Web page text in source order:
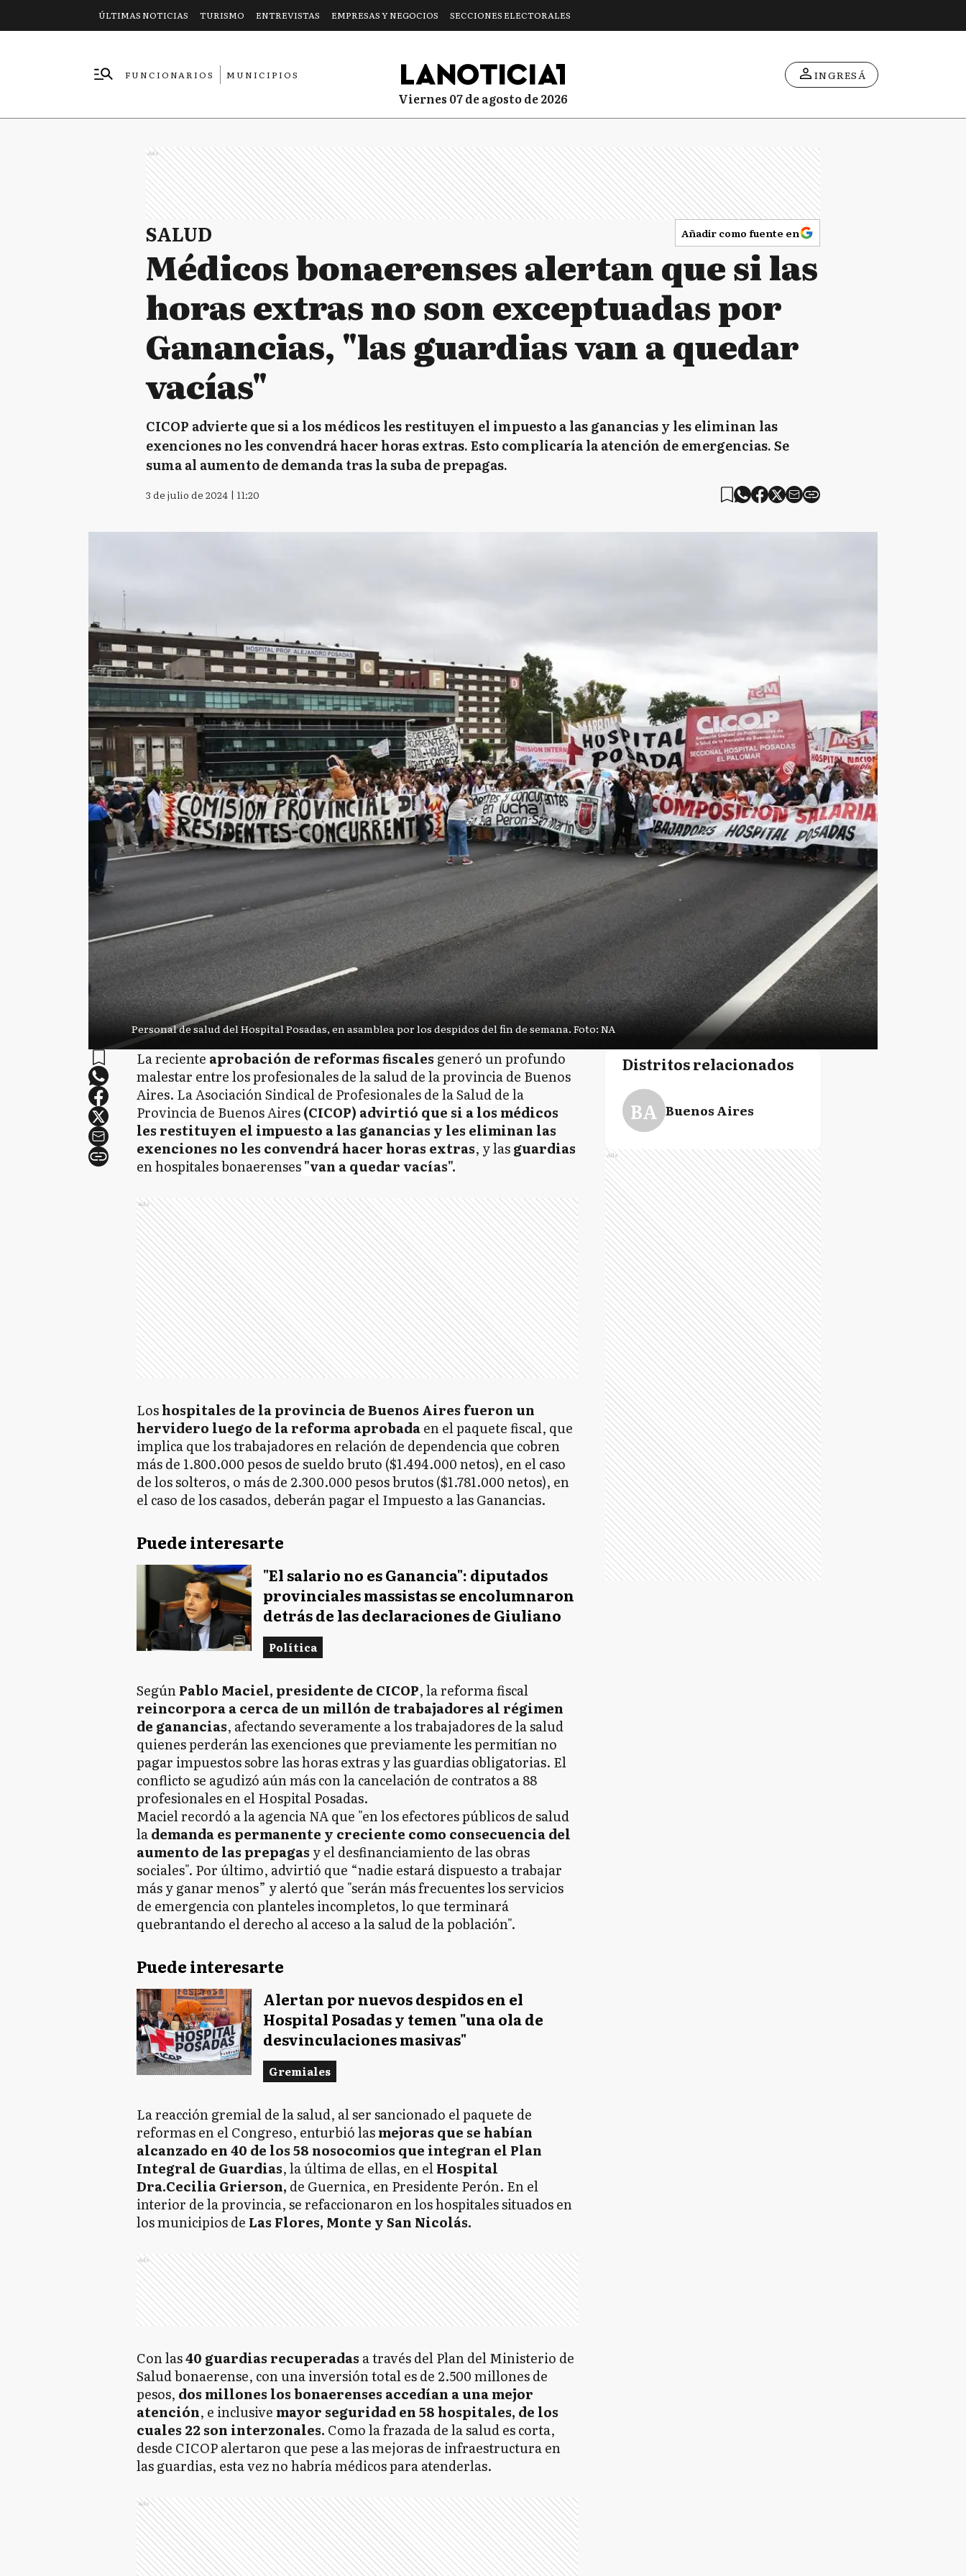
ÚLTIMAS NOTICIAS TURISMO ENTREVISTAS EMPRESAS Y NEGOCIOS SECCIONES ELECTORALES
FUNCIONARIOS
MUNICIPIOS
viernes 07 de agosto de 2026
INGRESÁ
Ads
SALUD Añadir como fuente en
Médicos bonaerenses alertan que si las
horas extras no son exceptuadas por
Ganancias, "las guardias van a quedar
vacías"
CICOP advierte que si a los médicos les restituyen el impuesto a las ganancias y les eliminan las
exenciones no les convendrá hacer horas extras. Esto complicaría la atención de emergencias. Se
suma al aumento de demanda tras la suba de prepagas.
3 de julio de 2024 | 11:20
Personal de salud del Hospital Posadas, en asamblea por los despidos del fin de semana. Foto: NA
La reciente aprobación de reformas fiscales generó un profundo
malestar entre los profesionales de la salud de la provincia de Buenos
Aires. La Asociación Sindical de Profesionales de la Salud de la
Provincia de Buenos Aires(CICOP) advirtió que si a los médicos
les restituyen el impuesto a las ganancias y les eliminan las
exenciones no les convendrá hacer horas extras, y lasguardias
en hospitales bonaerenses "van a quedar vacías".
Ads
Loshospitales de la provincia de Buenos Aires fueron un
hervidero luego de la reforma aprobadaen el paquete fiscal, que
implica que los trabajadores en relación de dependencia que cobren
más de 1.800.000 pesos de sueldo bruto ($1.494.000 netos), en el caso
de los solteros, o más de 2.300.000 pesos brutos ($1.781.000 netos), en
el caso de los casados, deberán pagar el Impuesto a las Ganancias.
Puede interesarte
"El salario no es Ganancia": diputados
provinciales massistas se encolumnaron
detrás de las declaraciones de Giuliano
Política
SegúnPablo Maciel, presidente de CICOP, la reforma fiscal
reincorpora a cerca de un millón de trabajadores al régimen
de ganancias, afectando severamente a los trabajadores de la salud
quienes perderán las exenciones que previamente les permitían no
pagar impuestos sobre las horas extras y las guardias obligatorias. El
conflicto se agudizó aún más con la cancelación de contratos a 88
profesionales en el Hospital Posadas.
Maciel recordó a la agencia NA que "en los efectores públicos de salud
lademanda es permanente y creciente como consecuencia del
aumento de las prepagas y el desfinanciamiento de las obras
sociales". Por último, advirtió que “nadie estará dispuesto a trabajar
más y ganar menos” y alertó que "serán más frecuentes los servicios
de emergencia con planteles incompletos, lo que terminará
quebrantando el derecho al acceso a la salud de la población".
Puede interesarte
Alertan por nuevos despidos en el
Hospital Posadas y temen "una ola de
desvinculaciones masivas"
Gremiales
La reacción gremial de la salud, al ser sancionado el paquete de
reformas en el Congreso, enturbió lasmejoras que se habían
alcanzado en 40 de los 58 nosocomios que integran el Plan
Integral de Guardias, la última de ellas, en elHospital
Dra.Cecilia Grierson, de Guernica, en Presidente Perón. En el
interior de la provincia, se refaccionaron en los hospitales situados en
los municipios de Las Flores, Monte y San Nicolás.
Ads
Con las40 guardias recuperadas a través del Plan del Ministerio de
Salud bonaerense, con una inversión total es de 2.500 millones de
pesos, dos millones los bonaerenses accedían a una mejor
atención, e inclusive mayor seguridad en 58 hospitales, de los
cuales 22 son interzonales. Como la frazada de la salud es corta,
desde CICOP alertaron que pese a las mejoras de infraestructura en
las guardias, esta vez no habría médicos para atenderlas.
Ads
Distritos relacionados
BA Buenos Aires
Ads